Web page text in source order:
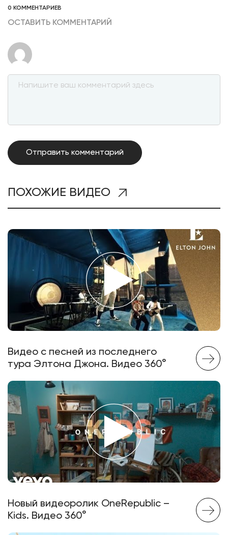
0 КОММЕНТАРИЕВ
ОСТАВИТЬ КОММЕНТАРИЙ
ПОХОЖИЕ ВИДЕО
Видео с песней из последнего
тура Элтона Джона. Видео 360°
Новый видеоролик OneRepublic –
Kids. Видео 360°